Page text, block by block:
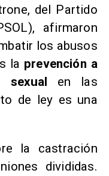
del Partido
afirmaron
los abusos
la prevención a
sexual en las
de ley es una
la castración
divididas.